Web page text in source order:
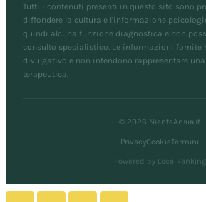
Tutti i contenuti presenti in questo sito sono
diffondere la cultura e l'informazione
quindi alcuna funzione diagnostica e non
consulto specialistico. Le informazioni fornite
divulgativo e non intendono rappresentare
terapeutica.
© 2026 NienteAnsia.it
PrivacyCookieTermini
Powered by LocalRanking